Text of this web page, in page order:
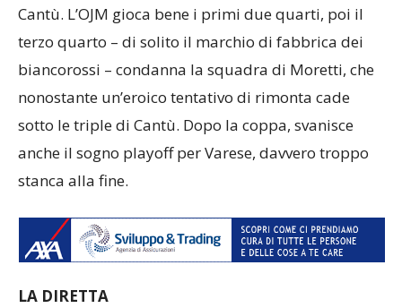
Cantù. L’OJM gioca bene i primi due quarti, poi il
terzo quarto – di solito il marchio di fabbrica dei
biancorossi – condanna la squadra di Moretti, che
nonostante un’eroico tentativo di rimonta cade
sotto le triple di Cantù. Dopo la coppa, svanisce
anche il sogno playoff per Varese, davvero troppo
stanca alla fine.
LA DIRETTA